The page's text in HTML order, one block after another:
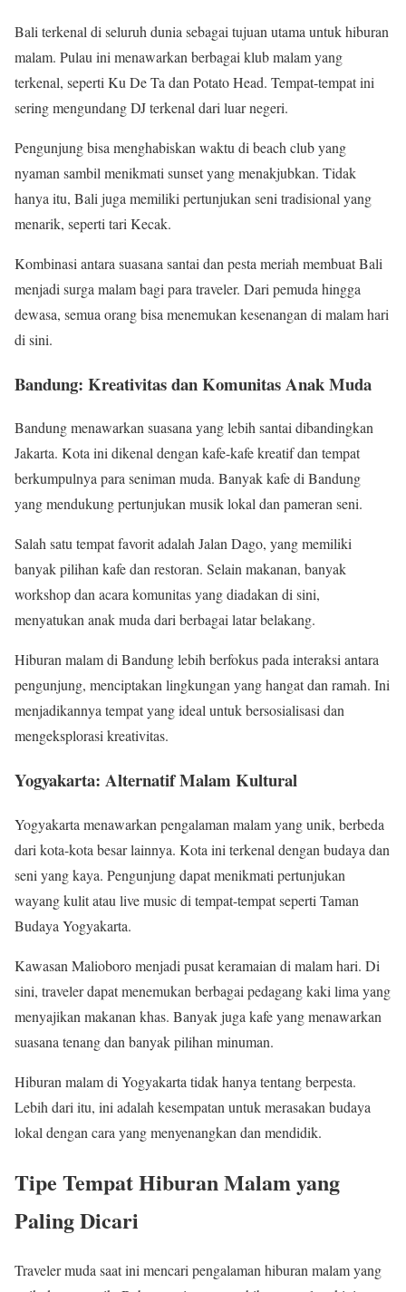
Bali terkenal di seluruh dunia sebagai tujuan utama untuk hiburan
malam. Pulau ini menawarkan berbagai klub malam yang
terkenal, seperti Ku De Ta dan Potato Head. Tempat-tempat ini
sering mengundang DJ terkenal dari luar negeri.
Pengunjung bisa menghabiskan waktu di beach club yang
nyaman sambil menikmati sunset yang menakjubkan. Tidak
hanya itu, Bali juga memiliki pertunjukan seni tradisional yang
menarik, seperti tari Kecak.
Kombinasi antara suasana santai dan pesta meriah membuat Bali
menjadi surga malam bagi para traveler. Dari pemuda hingga
dewasa, semua orang bisa menemukan kesenangan di malam hari
di sini.
Bandung: Kreativitas dan Komunitas Anak Muda
Bandung menawarkan suasana yang lebih santai dibandingkan
Jakarta. Kota ini dikenal dengan kafe-kafe kreatif dan tempat
berkumpulnya para seniman muda. Banyak kafe di Bandung
yang mendukung pertunjukan musik lokal dan pameran seni.
Salah satu tempat favorit adalah Jalan Dago, yang memiliki
banyak pilihan kafe dan restoran. Selain makanan, banyak
workshop dan acara komunitas yang diadakan di sini,
menyatukan anak muda dari berbagai latar belakang.
Hiburan malam di Bandung lebih berfokus pada interaksi antara
pengunjung, menciptakan lingkungan yang hangat dan ramah. Ini
menjadikannya tempat yang ideal untuk bersosialisasi dan
mengeksplorasi kreativitas.
Yogyakarta: Alternatif Malam Kultural
Yogyakarta menawarkan pengalaman malam yang unik, berbeda
dari kota-kota besar lainnya. Kota ini terkenal dengan budaya dan
seni yang kaya. Pengunjung dapat menikmati pertunjukan
wayang kulit atau live music di tempat-tempat seperti Taman
Budaya Yogyakarta.
Kawasan Malioboro menjadi pusat keramaian di malam hari. Di
sini, traveler dapat menemukan berbagai pedagang kaki lima yang
menyajikan makanan khas. Banyak juga kafe yang menawarkan
suasana tenang dan banyak pilihan minuman.
Hiburan malam di Yogyakarta tidak hanya tentang berpesta.
Lebih dari itu, ini adalah kesempatan untuk merasakan budaya
lokal dengan cara yang menyenangkan dan mendidik.
Tipe Tempat Hiburan Malam yang
Paling Dicari
Traveler muda saat ini mencari pengalaman hiburan malam yang